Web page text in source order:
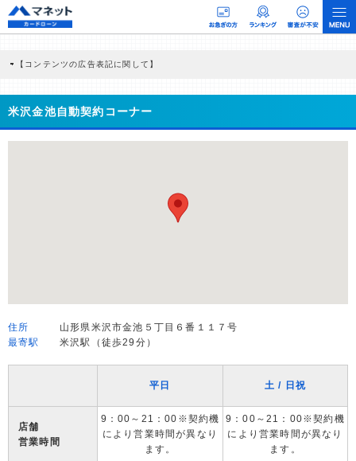
【コンテンツの広告表記に関して】
商品を根拠なくPRするものではなく、当編集部の調査／ユーザーへの口コミ収集な
どに基づき、公平性を担保した情報提供を行っています。
>提携企業一覧
米沢金池自動契約コーナー
住所
山形県米沢市金池５丁目６番１１７号
最寄駅
米沢駅（徒歩29分）
平日 土 / 日祝
店舗
営業時間
9：00～21：00※契約機
により営業時間が異なり
ます。
9：00～21：00※契約機
により営業時間が異なり
ます。